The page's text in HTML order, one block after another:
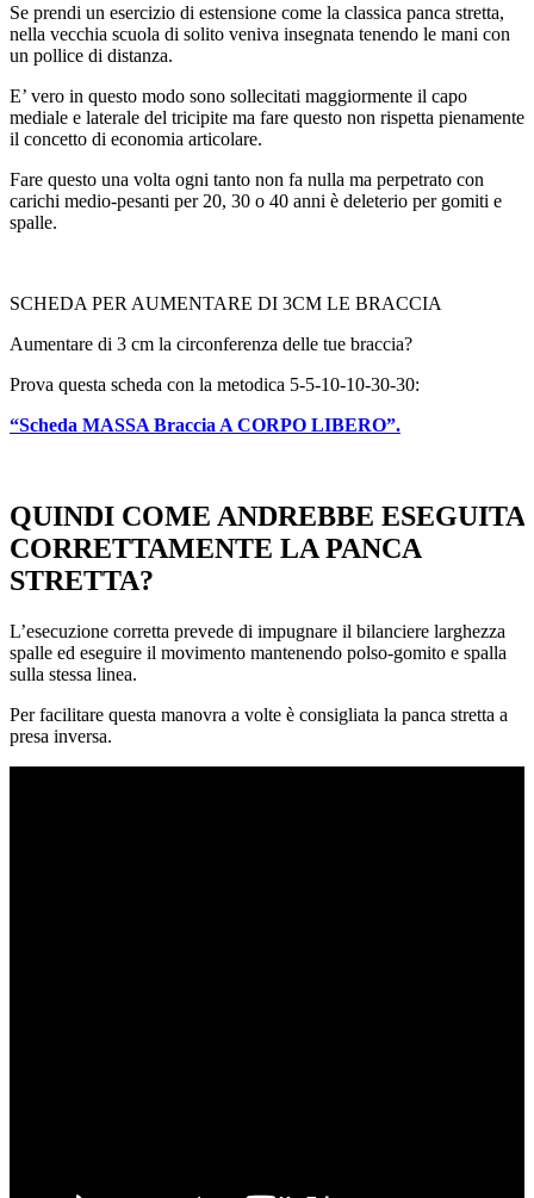
Se prendi un esercizio di estensione come la classica panca stretta,
nella vecchia scuola di solito veniva insegnata tenendo le mani con
un pollice di distanza.
E’ vero in questo modo sono sollecitati maggiormente il capo
mediale e laterale del tricipite ma fare questo non rispetta pienamente
il concetto di economia articolare.
Fare questo una volta ogni tanto non fa nulla ma perpetrato con
carichi medio-pesanti per 20, 30 o 40 anni è deleterio per gomiti e
spalle.
SCHEDA PER AUMENTARE DI 3CM LE BRACCIA
Aumentare di 3 cm la circonferenza delle tue braccia?
Prova questa scheda con la metodica 5-5-10-10-30-30:
“Scheda MASSA Braccia A CORPO LIBERO”.
QUINDI COME ANDREBBE ESEGUITA
CORRETTAMENTE LA PANCA
STRETTA?
L’esecuzione corretta prevede di impugnare il bilanciere larghezza
spalle ed eseguire il movimento mantenendo polso-gomito e spalla
sulla stessa linea.
Per facilitare questa manovra a volte è consigliata la panca stretta a
presa inversa.